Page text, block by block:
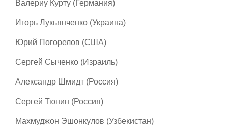
Валериу Курту (Германия)
Игорь Лукьянченко (Украина)
Юрий Погорелов (США)
Сергей Сыченко (Израиль)
Александр Шмидт (Россия)
Сергей Тюнин (Россия)
Махмуджон Эшонкулов (Узбекистан)